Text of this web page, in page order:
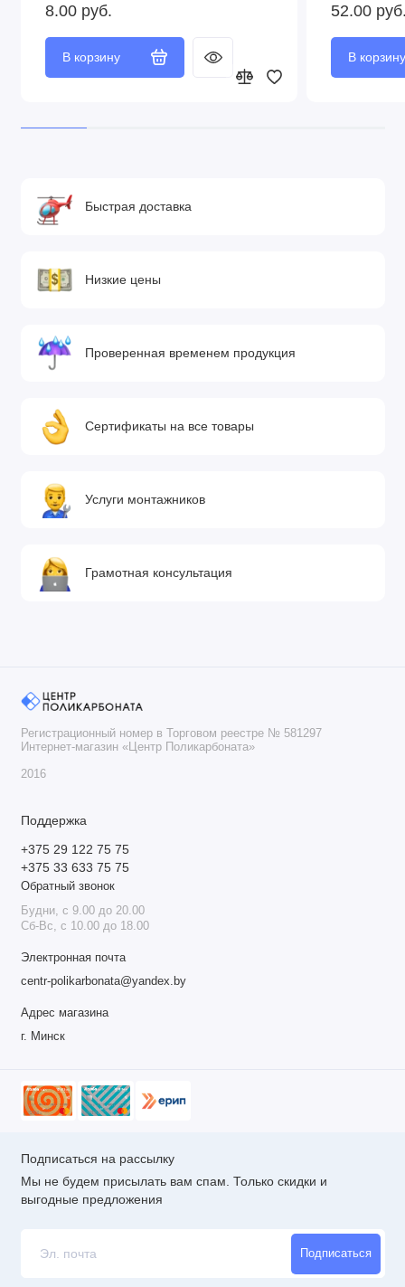
8.00 руб.
В корзину
52.00
В корзину
Быстрая доставка
Низкие цены
Проверенная временем продукция
Сертификаты на все товары
Услуги монтажников
Грамотная консультация
Регистрационный номер в Торговом реестре № 581297
Интернет-магазин «Центр Поликарбоната»
2016
Поддержка
+375 29 122 75 75
+375 33 633 75 75
Обратный звонок
Будни, с 9.00 до 20.00
Сб-Вс, с 10.00 до 18.00
Электронная почта
centr-polikarbonata@yandex.by
Адрес магазина
г. Минск
Подписаться на рассылку
Мы не будем присылать вам спам. Только скидки и
выгодные предложения
Подписаться